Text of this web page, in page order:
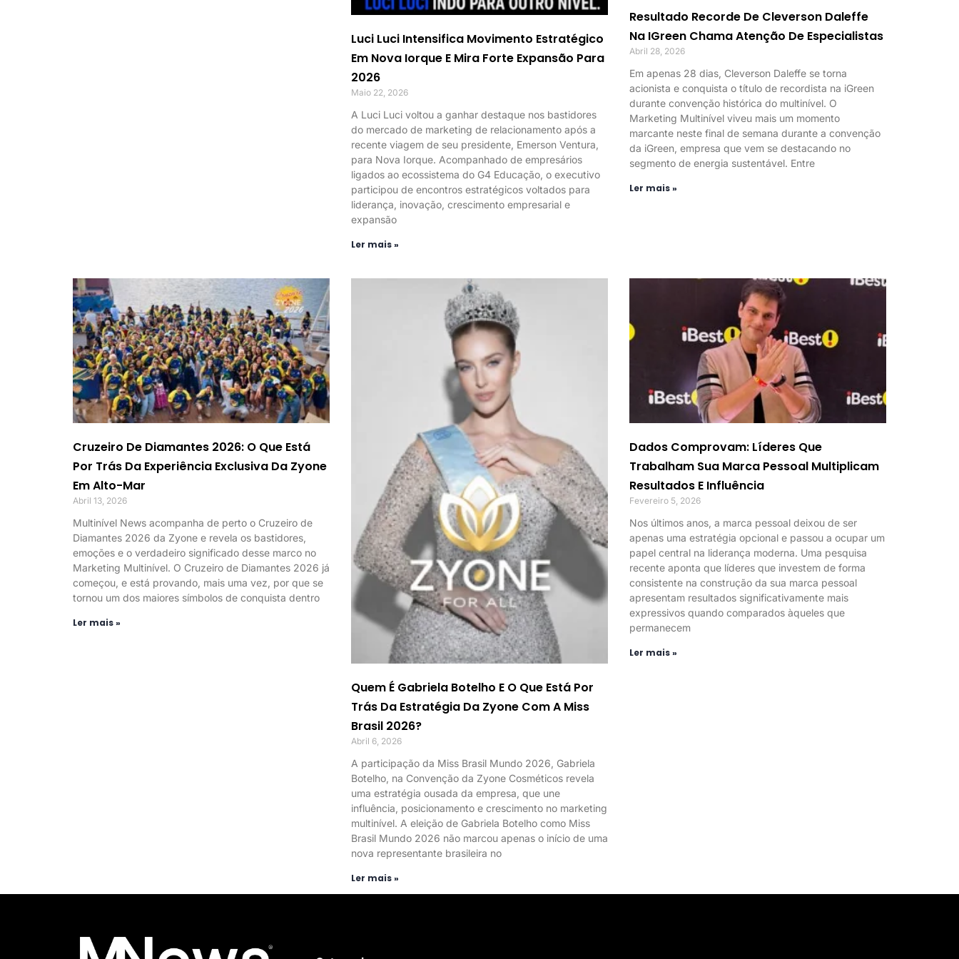
Luci Luci Intensifica Movimento Estratégico
Em Nova Iorque E Mira Forte Expansão Para
2026
Maio 22, 2026
A Luci Luci voltou a ganhar destaque nos bastidores
do mercado de marketing de relacionamento após a
recente viagem de seu presidente, Emerson Ventura,
para Nova Iorque. Acompanhado de empresários
ligados ao ecossistema do G4 Educação, o executivo
participou de encontros estratégicos voltados para
liderança, inovação, crescimento empresarial e
expansão
Ler mais »
Resultado Recorde De Cleverson Daleffe
Na IGreen Chama Atenção De Especialistas
Abril 28, 2026
Em apenas 28 dias, Cleverson Daleffe se torna
acionista e conquista o título de recordista na iGreen
durante convenção histórica do multinível. O
Marketing Multinível viveu mais um momento
marcante neste final de semana durante a convenção
da iGreen, empresa que vem se destacando no
segmento de energia sustentável. Entre
Ler mais »
Cruzeiro De Diamantes 2026: O Que Está
Por Trás Da Experiência Exclusiva Da Zyone
Em Alto-Mar
Abril 13, 2026
Multinível News acompanha de perto o Cruzeiro de
Diamantes 2026 da Zyone e revela os bastidores,
emoções e o verdadeiro significado desse marco no
Marketing Multinível. O Cruzeiro de Diamantes 2026 já
começou, e está provando, mais uma vez, por que se
tornou um dos maiores símbolos de conquista dentro
Ler mais »
Quem É Gabriela Botelho E O Que Está Por
Trás Da Estratégia Da Zyone Com A Miss
Brasil 2026?
Abril 6, 2026
A participação da Miss Brasil Mundo 2026, Gabriela
Botelho, na Convenção da Zyone Cosméticos revela
uma estratégia ousada da empresa, que une
influência, posicionamento e crescimento no marketing
multinível. A eleição de Gabriela Botelho como Miss
Brasil Mundo 2026 não marcou apenas o início de uma
nova representante brasileira no
Ler mais »
Dados Comprovam: Líderes Que
Trabalham Sua Marca Pessoal Multiplicam
Resultados E Influência
Fevereiro 5, 2026
Nos últimos anos, a marca pessoal deixou de ser
apenas uma estratégia opcional e passou a ocupar um
papel central na liderança moderna. Uma pesquisa
recente aponta que líderes que investem de forma
consistente na construção da sua marca pessoal
apresentam resultados significativamente mais
expressivos quando comparados àqueles que
permanecem
Ler mais »